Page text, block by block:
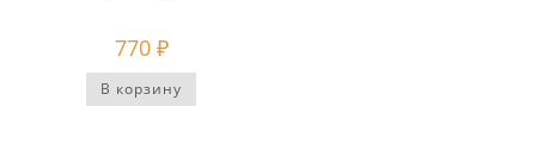
770 ₽
В корзину